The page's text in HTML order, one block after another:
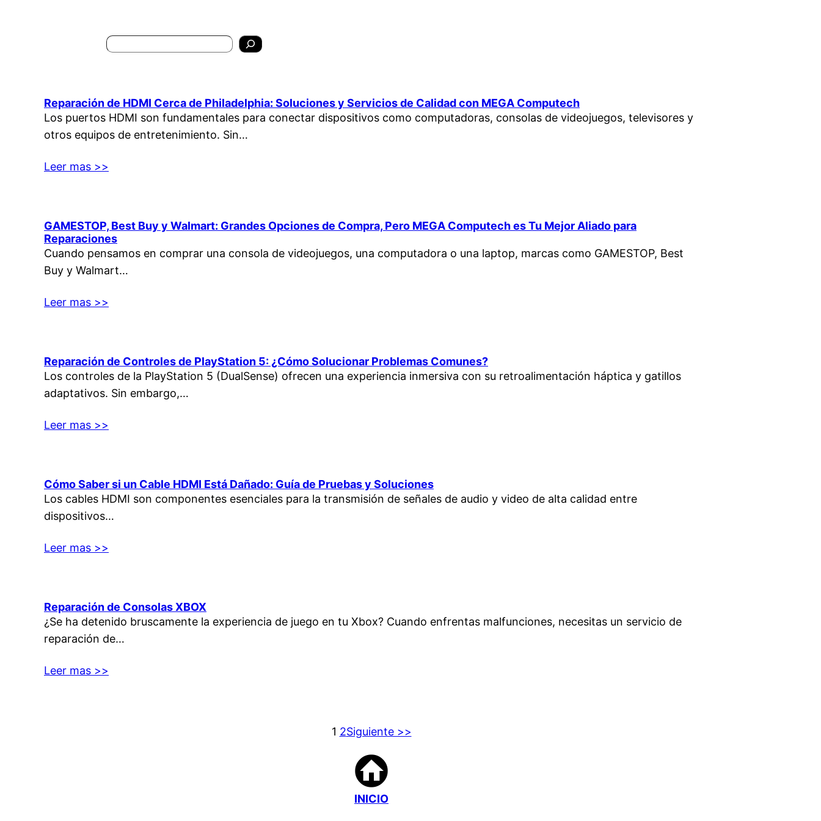
Reparación de HDMI Cerca de Philadelphia: Soluciones y Servicios de Calidad con MEGA Computech
Los puertos HDMI son fundamentales para conectar dispositivos como computadoras, consolas de videojuegos, televisores y
otros equipos de entretenimiento. Sin…
Leer mas >>
GAMESTOP, Best Buy y Walmart: Grandes Opciones de Compra, Pero MEGA Computech es Tu Mejor Aliado para
Reparaciones
Cuando pensamos en comprar una consola de videojuegos, una computadora o una laptop, marcas como GAMESTOP, Best
Buy y Walmart…
Leer mas >>
Reparación de Controles de PlayStation 5: ¿Cómo Solucionar Problemas Comunes?
Los controles de la PlayStation 5 (DualSense) ofrecen una experiencia inmersiva con su retroalimentación háptica y gatillos
adaptativos. Sin embargo,…
Leer mas >>
Cómo Saber si un Cable HDMI Está Dañado: Guía de Pruebas y Soluciones
Los cables HDMI son componentes esenciales para la transmisión de señales de audio y video de alta calidad entre
dispositivos…
Leer mas >>
Reparación de Consolas XBOX
¿Se ha detenido bruscamente la experiencia de juego en tu Xbox? Cuando enfrentas malfunciones, necesitas un servicio de
reparación de…
Leer mas >>
1 2Siguiente >>
INICIO